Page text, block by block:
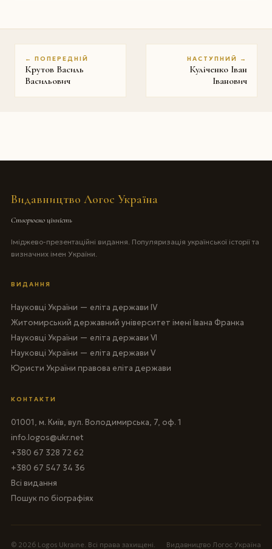
← ПОПЕРЕДНІЙ
Крутов Василь
Васильович
НАСТУПНИЙ →
Кулiченко Iван
Iванович
Видавництво Логос Україна
Створюємо цінність
Іміджево-презентаційні видання. Популяризація української історії та
визначних імен України.
ВИДАННЯ
Науковці України — еліта держави IV
Житомирський державний університет імені Івана Франка
Науковці України — еліта держави VI
Науковці України — еліта держави V
Юристи України правова еліта держави
КОНТАКТИ
01001, м. Київ, вул. Володимирська, 7, оф. 1
info.logos@ukr.net
+380 67 328 72 62
+380 67 547 34 36
Всі видання
Пошук по біографіях
© 2026 Logos Ukraine. Всі права захищені. Видавництво Логос Україна